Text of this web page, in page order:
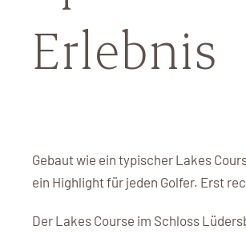
Erlebnis
Gebaut wie ein typischer Lakes
ein Highlight für jeden Golfer. Erst
Der Lakes Course im Schloss